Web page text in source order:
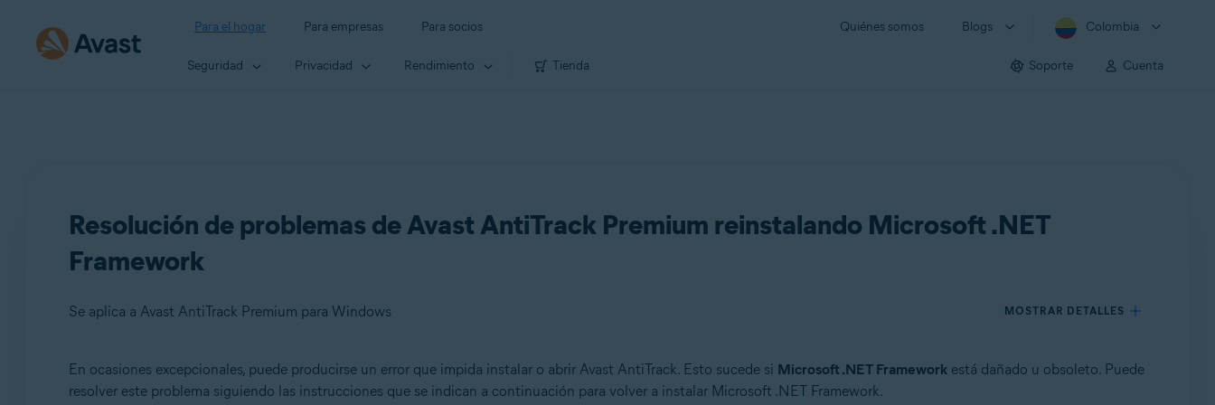
Para el hogar Para empresas Para socios Quiénes somos Blogs Colombia
Seguridad Privacidad Rendimiento Tienda Soporte Cuenta
Resolución de problemas de Avast AntiTrack Premium reinstalando Microsoft .NET
Framework
Se aplica a Avast AntiTrack Premium para Windows MOSTRAR DETALLES
Productos:
En ocasiones excepcionales, puede producirse un error que impida instalar o abrir Avast AntiTrack. Esto sucede si Microsoft .NET Frameworkestá dañado u obsoleto. Puede
resolver este problema siguiendo las instrucciones que se indican a continuación para volver a instalar Microsoft .NET Framework.